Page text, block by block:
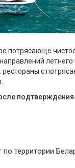
потрясающе
с
территории